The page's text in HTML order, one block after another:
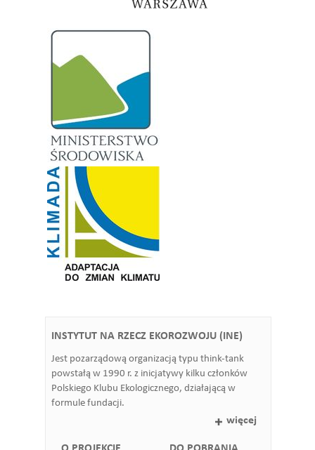
INSTYTUT NA RZECZ EKOROZWOJU (INE)
Jest pozarządową organizacją typu think-tank
powstałą w 1990 r. z inicjatywy kilku członków
Polskiego Klubu Ekologicznego, działającą w
formule fundacji.
więcej